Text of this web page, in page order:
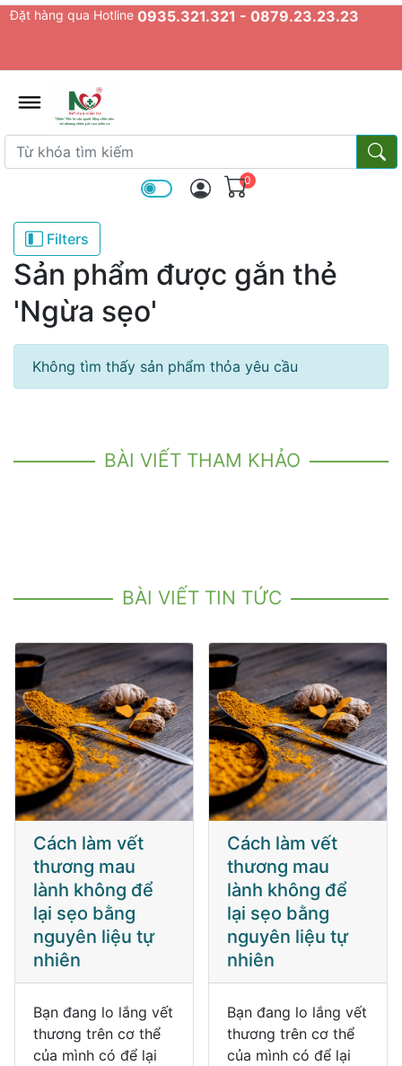
Đặt hàng qua Hotline 0935.321.321 - 0879.23.23.23
Từ khóa tìm kiếm
Từ
0
Filters
Sản phẩm được gắn thẻ
'Ngừa sẹo'
Không tìm thấy sản phẩm thỏa yêu cầu
BÀI VIẾT THAM KHẢO
BÀI VIẾT TIN TỨC
Cách làm vết
thương mau
lành không để
lại sẹo bằng
nguyên liệu tự
nhiên
Bạn đang lo lắng vết
thương trên cơ thể
của mình có để lại
Cách làm vết
thương mau
lành không để
lại sẹo bằng
nguyên liệu tự
nhiên
Bạn đang lo lắng vết
thương trên cơ thể
của mình có để lại